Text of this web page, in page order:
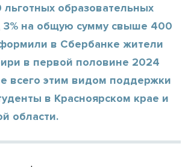
образовательных
3% на общую сумму свыше 400
в Сбербанке жители
в первой половине 2024
всего этим видом поддержки
в Красноярском крае и
области.